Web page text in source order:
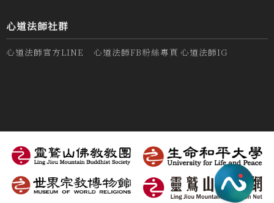
心道法師社群
心道法師官方LINE 心道法師FB粉絲專頁 心道法師IG